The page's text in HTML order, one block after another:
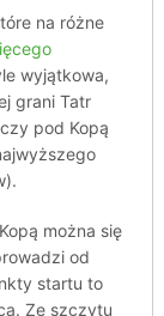
na różne
wyjątkowa,
grani Tatr
pod Kopą
można się
od
startu to
Ze szczytu